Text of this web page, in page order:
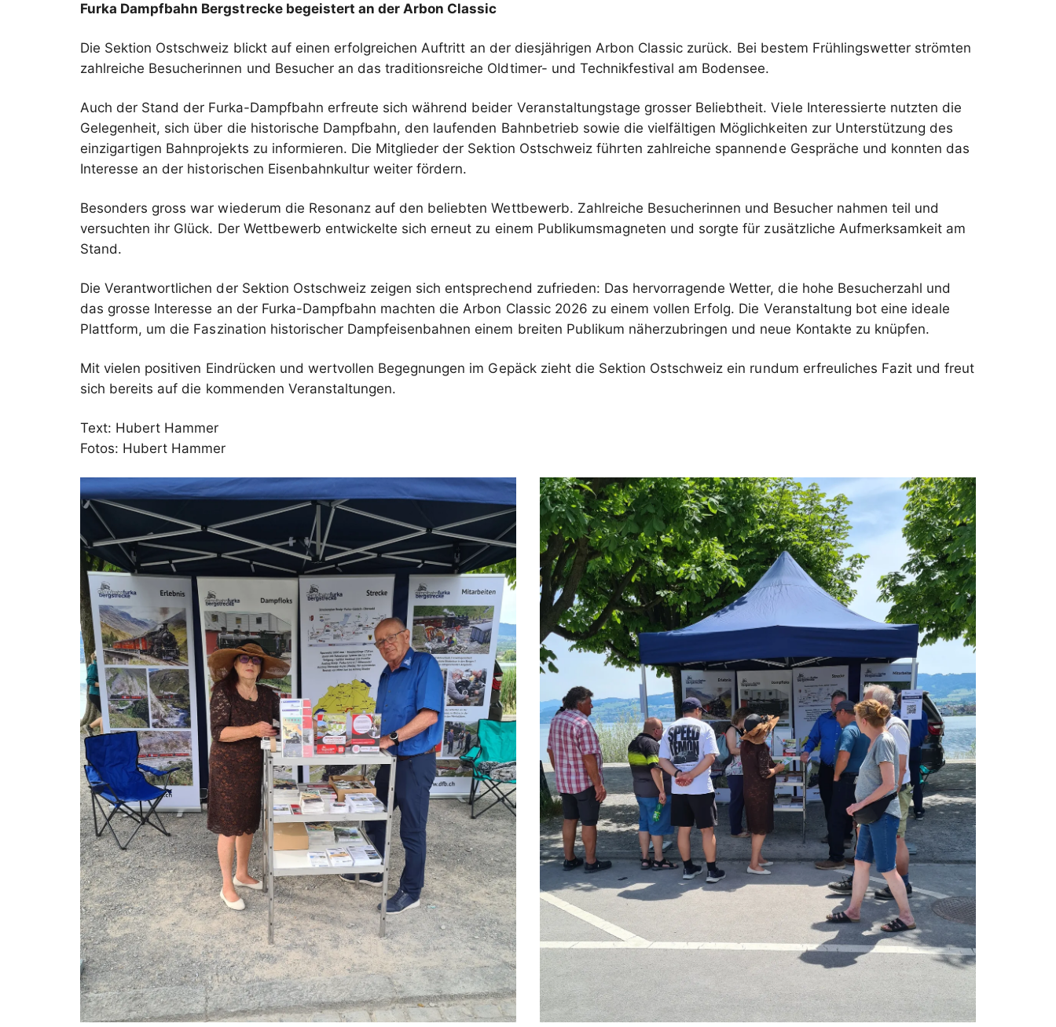
Furka Dampfbahn Bergstrecke begeistert an der Arbon Classic
Die Sektion Ostschweiz blickt auf einen erfolgreichen Auftritt an der diesjährigen Arbon Classic zurück. Bei bestem Frühlingswetter strömten
zahlreiche Besucherinnen und Besucher an das traditionsreiche Oldtimer- und Technikfestival am Bodensee.
Auch der Stand der Furka-Dampfbahn erfreute sich während beider Veranstaltungstage grosser Beliebtheit. Viele Interessierte nutzten die
Gelegenheit, sich über die historische Dampfbahn, den laufenden Bahnbetrieb sowie die vielfältigen Möglichkeiten zur Unterstützung des
einzigartigen Bahnprojekts zu informieren. Die Mitglieder der Sektion Ostschweiz führten zahlreiche spannende Gespräche und konnten das
Interesse an der historischen Eisenbahnkultur weiter fördern.
Besonders gross war wiederum die Resonanz auf den beliebten Wettbewerb. Zahlreiche Besucherinnen und Besucher nahmen teil und
versuchten ihr Glück. Der Wettbewerb entwickelte sich erneut zu einem Publikumsmagneten und sorgte für zusätzliche Aufmerksamkeit am
Stand.
Die Verantwortlichen der Sektion Ostschweiz zeigen sich entsprechend zufrieden: Das hervorragende Wetter, die hohe Besucherzahl und
das grosse Interesse an der Furka-Dampfbahn machten die Arbon Classic 2026 zu einem vollen Erfolg. Die Veranstaltung bot eine ideale
Plattform, um die Faszination historischer Dampfeisenbahnen einem breiten Publikum näherzubringen und neue Kontakte zu knüpfen.
Mit vielen positiven Eindrücken und wertvollen Begegnungen im Gepäck zieht die Sektion Ostschweiz ein rundum erfreuliches Fazit und freut
sich bereits auf die kommenden Veranstaltungen.
Text: Hubert Hammer
Fotos: Hubert Hammer